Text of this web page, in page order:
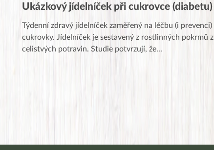
Ukázkový jídelníček při cukrovce (diabetu)
Týdenní zdravý jídelníček zaměřený na léčbu (i prevenci)
cukrovky. Jídelníček je sestavený z rostlinných pokrmů z
celistvých potravin. Studie potvrzují, že...